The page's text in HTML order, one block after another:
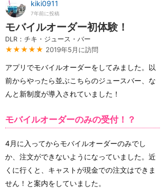
kiki0911
7年前に投稿
モバイルオーダー初体験！
DLR：チキ・ジュース・バー
★★★★★ 2019年5月に訪問
アプリでモバイルオーダーをしてみました。以
前からやったら並ぶこちらのジュースバー、な
んと新制度が導入されていました！
モバイルオーダーのみの受付！？
4月に入ってからモバイルオーダーのみでし
か、注文ができないようになっていました。近
くに行くと、キャストが現金での注文はできま
せん！と案内をしていました。